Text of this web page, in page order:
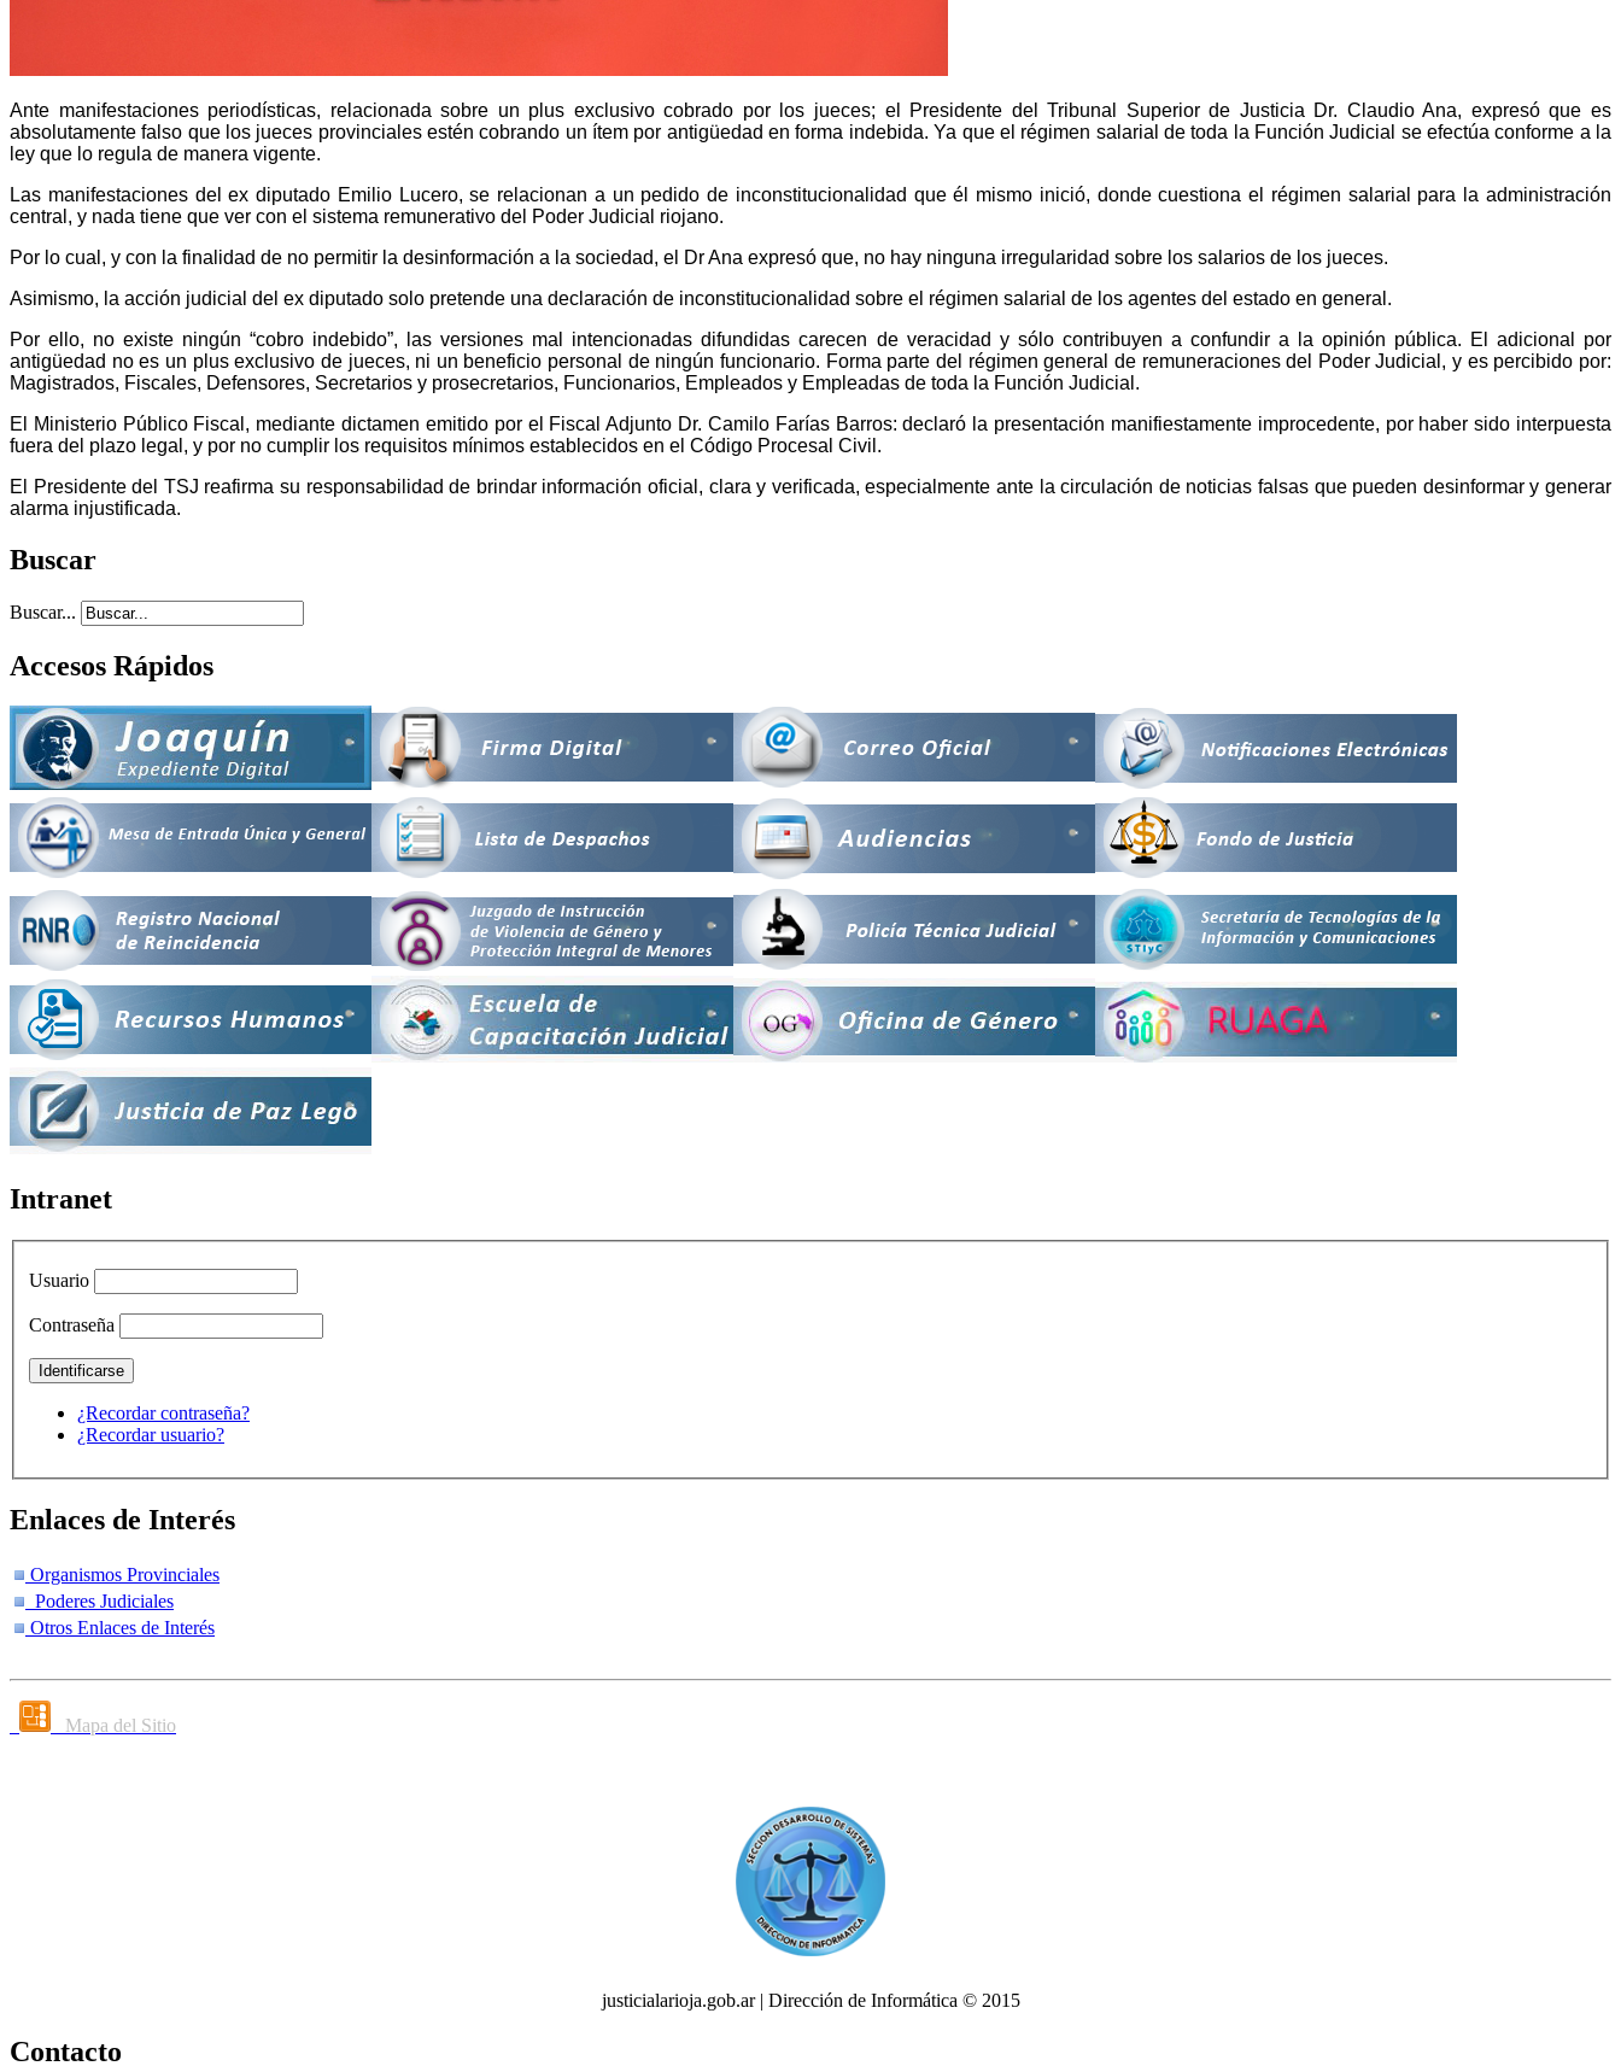
Ante manifestaciones periodísticas, relacionada sobre un plus exclusivo cobrado por los jueces; el Presidente del Tribunal Superior de Justicia Dr. Claudio Ana, expresó que es
absolutamente falso que los jueces provinciales estén cobrando un ítem por antigüedad en forma indebida. Ya que el régimen salarial de toda la Función Judicial se efectúa conforme a la
ley que lo regula de manera vigente.
Las manifestaciones del ex diputado Emilio Lucero, se relacionan a un pedido de inconstitucionalidad que él mismo inició, donde cuestiona el régimen salarial para la administración
central, y nada tiene que ver con el sistema remunerativo del Poder Judicial riojano.
Por lo cual, y con la finalidad de no permitir la desinformación a la sociedad, el Dr Ana expresó que, no hay ninguna irregularidad sobre los salarios de los jueces.
Asimismo, la acción judicial del ex diputado solo pretende una declaración de inconstitucionalidad sobre el régimen salarial de los agentes del estado en general.
Por ello, no existe ningún “cobro indebido”, las versiones mal intencionadas difundidas carecen de veracidad y sólo contribuyen a confundir a la opinión pública. El adicional por
antigüedad no es un plus exclusivo de jueces, ni un beneficio personal de ningún funcionario. Forma parte del régimen general de remuneraciones del Poder Judicial, y es percibido por:
Magistrados, Fiscales, Defensores, Secretarios y prosecretarios, Funcionarios, Empleados y Empleadas de toda la Función Judicial.
El Ministerio Público Fiscal, mediante dictamen emitido por el Fiscal Adjunto Dr. Camilo Farías Barros: declaró la presentación manifiestamente improcedente, por haber sido interpuesta
fuera del plazo legal, y por no cumplir los requisitos mínimos establecidos en el Código Procesal Civil.
El Presidente del TSJ reafirma su responsabilidad de brindar información oficial, clara y verificada, especialmente ante la circulación de noticias falsas que pueden desinformar y generar
alarma injustificada.
Buscar
Buscar...
Accesos Rápidos
Intranet
Usuario
Contraseña
¿Recordar contraseña?
¿Recordar usuario?
Enlaces de Interés
Organismos Provinciales
Poderes Judiciales
Otros Enlaces de Interés
Mapa del Sitio
justicialarioja.gob.ar | Dirección de Informática © 2015
Contacto